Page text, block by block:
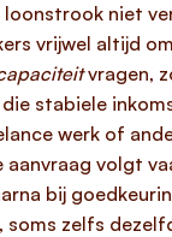
niet
vrijwel altijd om
vragen,
stabiele
werk of
aanvraag volgt
bij
zelfs